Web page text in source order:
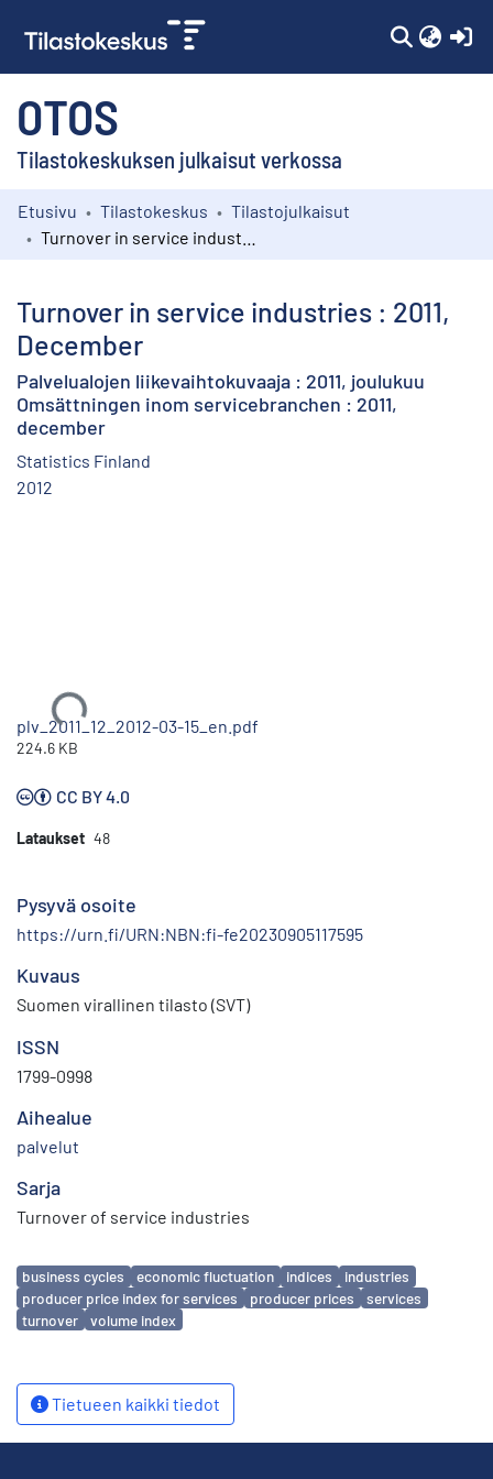
OTOS
Tilastokeskuksen julkaisut verkossa
Kokoelmat
Etusivu Tilastokeskus
Tilastojulkaisut
Turnover in service industries : 2011,
December
Palvelualojen liikevaihtokuvaaja : 2011, joulukuu
Omsättningen inom servicebranchen : 2011,
december
Statistics Finland
2012
Ladataan...
plv_2011_12_2012-03-15_en.pdf
224.6 KB
CC BY 4.0
Lataukset 48
Pysyvä osoite
https://urn.fi/URN:NBN:fi-fe20230905117595
Kuvaus
Suomen virallinen tilasto (SVT)
ISSN
1799-0998
Aihealue
palvelut
Sarja
Turnover of service industries
Avainsanat
business cycles economic fluctuation indices
industries
producer price index for services
producer prices
services
turnover
volume index
Tietueen kaikki tiedot